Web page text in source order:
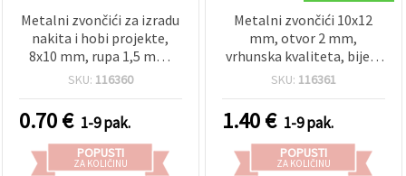
pristati na
korištenje
"Prihvati
sve!" Ili
naznačiti
preferencije
Metalni zvončići za izradu
nakita i hobi projekte,
8x10 mm, rupa 1,5 mm,
bijela boja, 50 kom
SKU: 116360
0.70€ 1-9 pak.
POPUSTI
ZA KOLIČINU
Metalni zvončići 10x12
mm, otvor 2 mm,
vrhunska kvaliteta, bijela
boja - 50 kom (za izradu
SKU: 116361
1.40€ 1-9 pak.
POPUSTI
ZA KOLIČINU